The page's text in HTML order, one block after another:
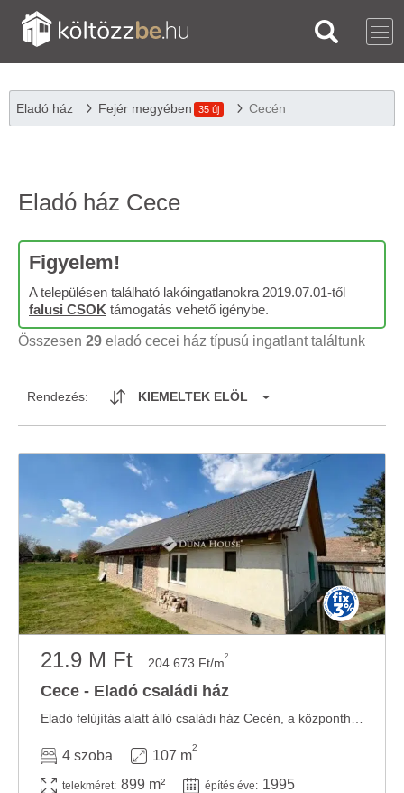
Eladó ház Fejér megyében 35 új Cecén
Eladó ház Cece
Figyelem!
A településen található lakóingatlanokra 2019.07.01-től
falusi CSOK támogatás vehető igénybe.
Összesen 29 eladó cecei ház típusú ingatlant találtunk
Rendezés: KIEMELTEK ELÖL
21.9 M Ft 204 673 Ft/m2
Cece - Eladó családi ház
4 szoba 107 m
2
telekméret: 899 m² építés éve: 1995